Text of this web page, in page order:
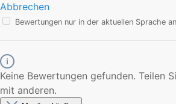
Abbrechen
Bewertungen nur in der aktuellen Sprache
Keine Bewertungen gefunden. Teilen
mit anderen.